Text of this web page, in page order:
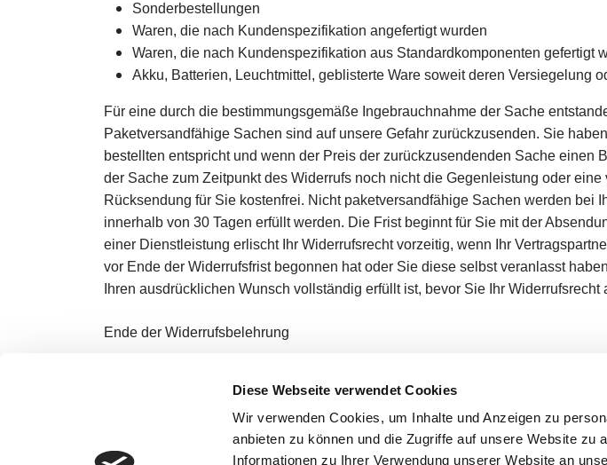
Diese Webseite verwendet Cookies
Wir verwenden Cookies, um Inhalte und Anzeigen zu
anbieten zu können und die Zugriffe auf unsere Website zu
Informationen zu Ihrer Verwendung unserer Website an
Sonderbestellungen
Waren, die nach Kundenspezifikation angefertigt wurden
Waren, die nach Kundenspezifikation aus Standardkomponenten gefertigt
Akku, Batterien, Leuchtmittel, geblisterte Ware soweit deren Versiegelung
Für eine durch die bestimmungsgemäße Ingebrauchnahme der Sache
Paketversandfähige Sachen sind auf unsere Gefahr zurückzusenden. Sie
bestellten entspricht und wenn der Preis der zurückzusendenden Sache
der Sache zum Zeitpunkt des Widerrufs noch nicht die Gegenleistung oder
Rücksendung für Sie kostenfrei. Nicht paketversandfähige Sachen werden bei
innerhalb von 30 Tagen erfüllt werden. Die Frist beginnt für Sie mit der
einer Dienstleistung erlischt Ihr Widerrufsrecht vorzeitig, wenn Ihr
vor Ende der Widerrufsfrist begonnen hat oder Sie diese selbst veranlasst
Ihren ausdrücklichen Wunsch vollständig erfüllt ist, bevor Sie Ihr Widerrufsrecht
Ende der Widerrufsbelehrung